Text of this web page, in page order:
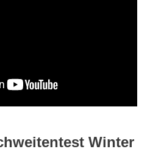
Winter